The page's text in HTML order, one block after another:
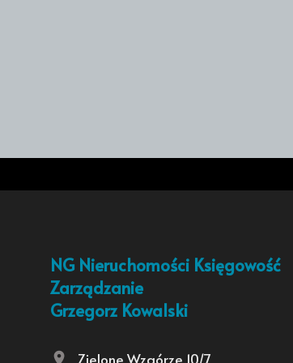
NG Nieruchomości Księgowość
Zarządzanie
Grzegorz Kowalski
Zielone Wzgórze 10/7